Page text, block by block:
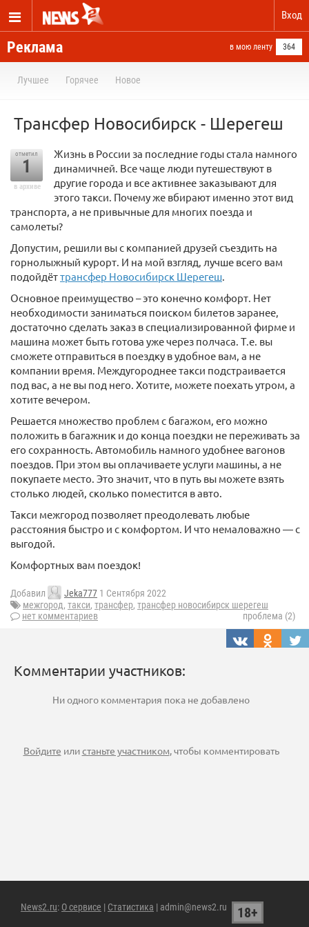
Вход
Реклама в мою ленту 364
Лучшее Горячее Новое
Трансфер Новосибирск - Шерегеш
отметил
1
в архиве
Жизнь в России за последние годы стала намного
динамичней. Все чаще люди путешествуют в
другие города и все активнее заказывают для
этого такси. Почему же вбирают именно этот вид
транспорта, а не привычные для многих поезда и
самолеты?
Допустим, решили вы с компанией друзей съездить на
горнолыжный курорт. И на мой взгляд, лучше всего вам
подойдёттрансфер Новосибирск Шерегеш.
Основное преимущество – это конечно комфорт. Нет
необходимости заниматься поиском билетов заранее,
достаточно сделать заказ в специализированной фирме и
машина может быть готова уже через полчаса. Т.е. вы
сможете отправиться в поездку в удобное вам, а не
компании время. Междугороднее такси подстраивается
под вас, а не вы под него. Хотите, можете поехать утром, а
хотите вечером.
Решается множество проблем с багажом, его можно
положить в багажник и до конца поездки не переживать за
его сохранность. Автомобиль намного удобнее вагонов
поездов. При этом вы оплачиваете услуги машины, а не
покупаете место. Это значит, что в путь вы можете взять
столько людей, сколько поместится в авто.
Такси межгород позволяет преодолевать любые
расстояния быстро и с комфортом. И что немаловажно — с
выгодой.
Комфортных вам поездок!
Добавил Jeka777 1 Сентября 2022
межгород, такси, трансфер, трансфер новосибирск шерегеш
нет комментариев
проблема (2)
Комментарии участников:
Ни одного комментария пока не добавлено
Войдите илистаньте участником, чтобы комментировать
News2.ru: О сервисе | Статистика | admin@news2.ru 18+